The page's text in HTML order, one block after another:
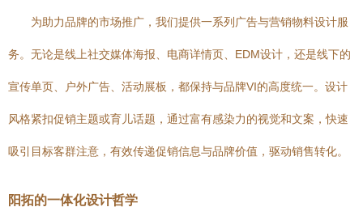
为助力品牌的市场推广，我们提供一系列广告与营销物料设计服
务。无论是线上社交媒体海报、电商详情页、EDM设计，还是线下的
宣传单页、户外广告、活动展板，都保持与品牌VI的高度统一。设计
风格紧扣促销主题或育儿话题，通过富有感染力的视觉和文案，快速
吸引目标客群注意，有效传递促销信息与品牌价值，驱动销售转化。
阳拓的一体化设计哲学